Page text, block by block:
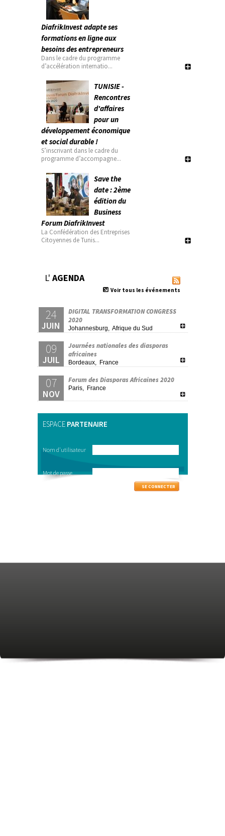
DiafrikInvest adapte ses
formations en ligne aux
besoins des entrepreneurs
Dans le cadre du programme
d’accélération internatio...
TUNISIE -
Rencontres
d'affaires
pour un
développement économique
et social durable !
S’inscrivant dans le cadre du
programme d’accompagne...
Save the
date : 2ème
édition du
Business
Forum DiafrikInvest
La Confédération des Entreprises
Citoyennes de Tunis...
L' AGENDA
Voir tous les événements
24
JUIN
DIGITAL TRANSFORMATION CONGRESS
2020
Johannesburg, Afrique du Sud
09
JUIL
Journées nationales des diasporas
africaines
Bordeaux, France
07
NOV
Forum des Diasporas Africaines 2020
Paris, France
ESPACE PARTENAIRE
Nom d'utilisateur
Mot de passe